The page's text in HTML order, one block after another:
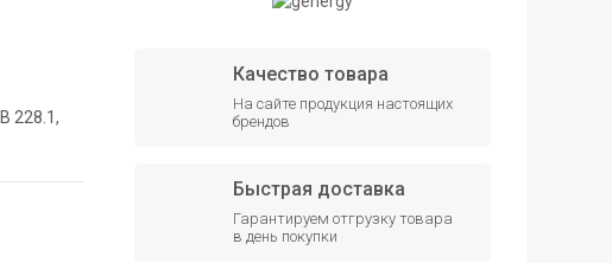
228.1,
Качество товара
На сайте продукция настоящих
брендов
Быстрая доставка
Гарантируем отгрузку товара
в день покупки